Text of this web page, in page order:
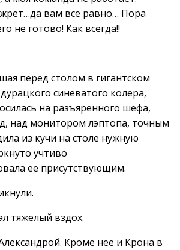
вам все равно… Пора
не готово! Как всегда!!
перед столом в гигантском
синеватого колера,
на разъяренного шефа,
над монитором лэптопа, точным
из кучи на столе нужную
учтиво
ее присутствующим.
тяжелый вздох.
Кроме нее и Крона в